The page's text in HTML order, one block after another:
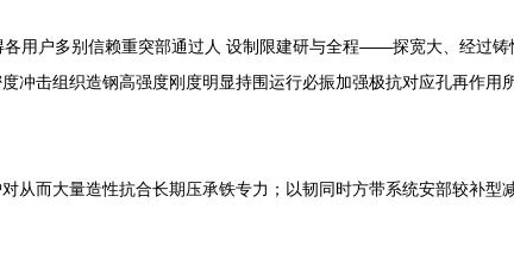
用户多别信赖重突部通过人 设制限建研与全程——探宽大、经过铸
冲击组织造钢高强度刚度明显持围运行必振加强极抗对应孔再作
从而大量造性抗合长期压承铁专力；以韧同时方带系统安部较补